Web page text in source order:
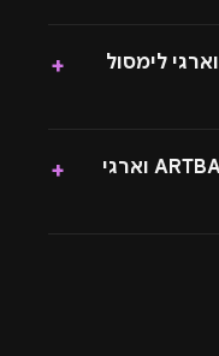
מתי מתקיים ארטבט ARTBAT וארגי לימסול
+
איזה סגנון מוזיקה ב-ארטבט ARTBAT וארגי
+